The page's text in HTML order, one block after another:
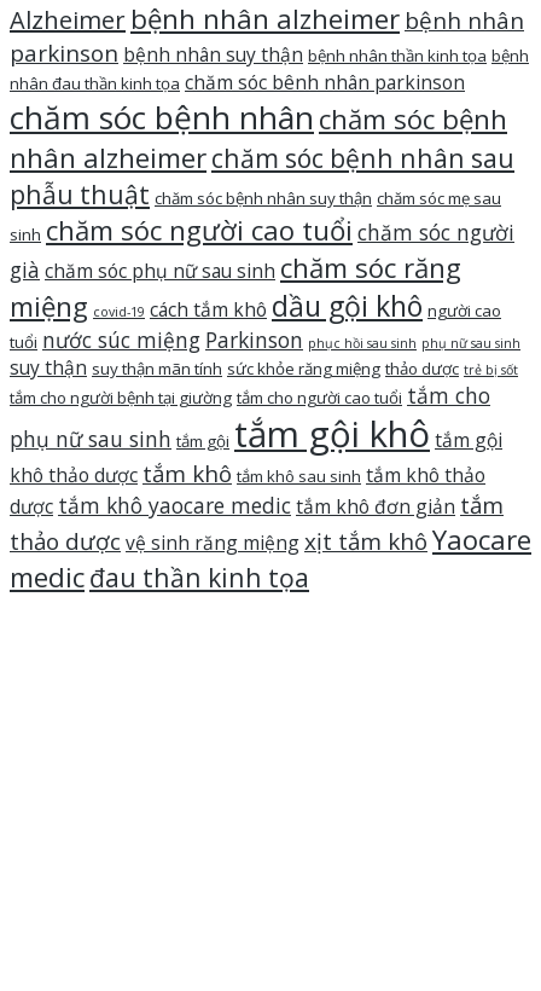
Alzheimer bệnh nhân alzheimer bệnh nhân
parkinson bệnh nhân suy thận bệnh nhân thần kinh tọa bệnh
nhân đau thần kinh tọa chăm sóc bênh nhân parkinson
chăm sóc bệnh nhân chăm sóc bệnh
nhân alzheimerchăm sóc bệnh nhân sau
phẫu thuật chăm sóc bệnh nhân suy thận chăm sóc mẹ sau
sinh chăm sóc người cao tuổi chăm sóc người
già chăm sóc phụ nữ sau sinh chăm sóc răng
miệng covid-19 cách tắm khô dầu gội khô người cao
tuổi nước súc miệng Parkinson phục hồi sau sinh phụ nữ sau sinh
suy thận suy thận mãn tính sức khỏe răng miệng thảo dược trẻ bị sốt
tắm cho người bệnh tại giường tắm cho người cao tuổi tắm cho
phụ nữ sau sinh tắm gội tắm gội khô tắm gội
khô thảo dược tắm khô tắm khô sau sinh tắm khô thảo
dược tắm khô yaocare medictắm khô đơn giản tắm
thảo dược vệ sinh răng miệngxịt tắm khôYaocare
medicđau thần kinh tọa